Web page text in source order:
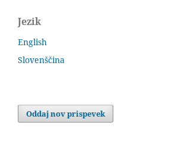
Jezik
English
Slovenščina
Oddaj nov prispevek